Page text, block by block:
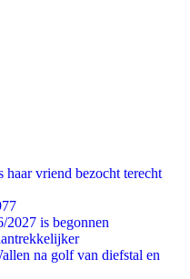
haar vriend bezocht terecht
2027 is begonnen
na golf van diefstal en